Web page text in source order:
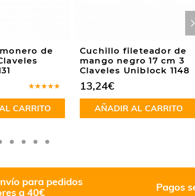
de
en5.00de
5
CARRITO
Cuchillo fileteador de
mango negro 17 cm 3
Claveles Uniblock 1148
13,24€
AÑADIR AL CARRITO
para pedidos
a 40€
Pagos